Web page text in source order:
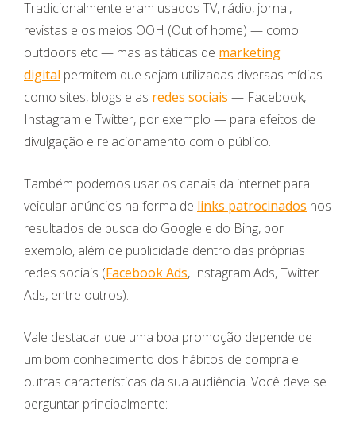
Tradicionalmente eram usados TV, rádio, jornal,
revistas e os meios OOH (Out of home) — como
outdoors etc — mas as táticas de marketing
digital permitem que sejam utilizadas diversas mídias
como sites, blogs e as redes sociais — Facebook,
Instagram e Twitter, por exemplo — para efeitos de
divulgação e relacionamento com o público.
Também podemos usar os canais da internet para
veicular anúncios na forma de links patrocinados nos
resultados de busca do Google e do Bing, por
exemplo, além de publicidade dentro das próprias
redes sociais (Facebook Ads, Instagram Ads, Twitter
Ads, entre outros).
Vale destacar que uma boa promoção depende de
um bom conhecimento dos hábitos de compra e
outras características da sua audiência. Você deve se
perguntar principalmente: